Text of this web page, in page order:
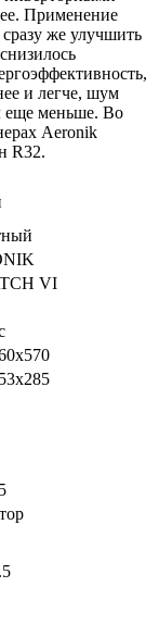
Применение
же улучшить
и легче, шум
еще меньше. Во
Aeronik
R32.
VI